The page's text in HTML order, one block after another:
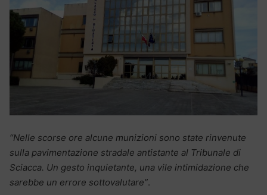
“Nelle scorse ore alcune munizioni sono state rinvenute
sulla pavimentazione stradale antistante al Tribunale di
Sciacca. Un gesto inquietante, una vile intimidazione che
sarebbe un errore sottovalutare”.